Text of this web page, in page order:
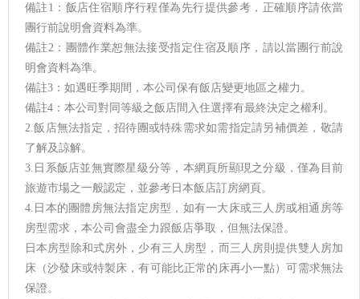
備註1：飯店住宿順序行程僅為先行提供參考，正確順序請依當
團行前說明會資料為準。
備註2：團體作業恕無法接受指定住宿及順序，請以當團行前說
明會資料為準。
備註3：如遇旺季期間，本公司保有飯店變更地區之權力。
備註4：本公司對同等級之飯店間入住選擇有最終決定之權利。
2.飯店無法指定，招待團或特殊需求如需指定請另補價差，敬請
了解及諒解。
3.日系飯店並無實際星級分等，本網頁所顯現之分級，僅為目前
旅遊市場之一般認定，並參考日本飯店訂房網頁。
4.日本的團體房無法指定房型，如有一大床或三人房或相通房等
房型需求，本公司會盡全力跟飯店爭取，但無法保證。
日本房型除和式房外，少有三人房型，而三人房則提供雙人房加
床（沙發床或特製床，有可能比正常的床再小一點）可需求無法
保證。